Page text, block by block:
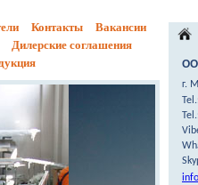
г.
Контакты
Вакансии
Дилерские соглашения